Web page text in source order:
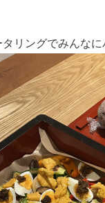
リングでみんな